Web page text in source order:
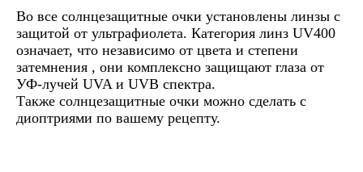
Во все солнцезащитные очки установлены линзы c
защитой от ультрафиолета. Категория линз UV400
означает, что независимо от цвета и степени
затемнения , они комплексно защищают глаза от
УФ-лучей UVA и UVB спектра.
Также солнцезащитные очки можно сделать с
диоптриями по вашему рецепту.